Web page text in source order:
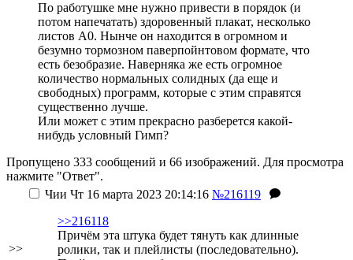
По работушке мне нужно привести в порядок (и
потом напечатать) здоровенный плакат, несколько
листов А0. Нынче он находится в огромном и
безумно тормозном паверпойнтовом формате, что
есть безобразие. Наверняка же есть огромное
количество нормальных солидных (да еще и
свободных) программ, которые с этим справятся
существенно лучше.
Или может с этим прекрасно разберется какой-
нибудь условный Гимп?
Пропущено 333 сообщений и 66 изображений. Для просмотра
нажмите "Ответ".
>>
Чии Чт 16 марта 2023 20:14:16 №216119
>>216118
Причём эта штука будет тянуть как длинные
ролики, так и плейлисты (последовательно).